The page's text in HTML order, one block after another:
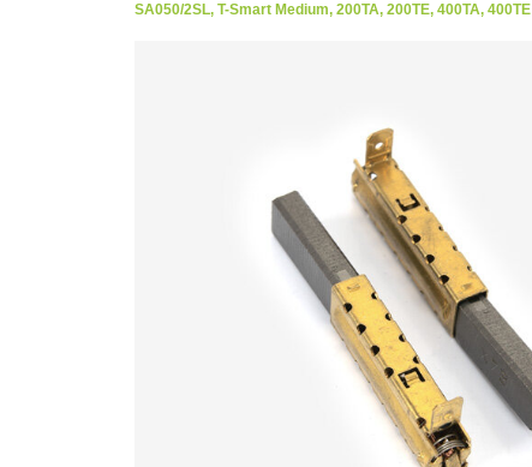
SA050/2SL, T-Smart Medium, 200TA, 200TE, 400TA, 400TE